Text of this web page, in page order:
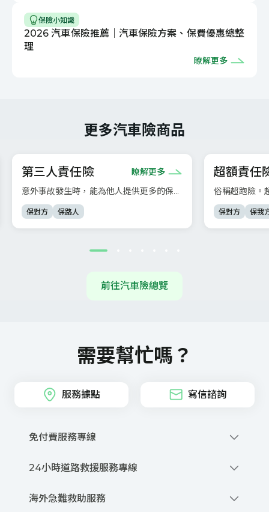
保險小知識
2026 汽車保險推薦｜汽車保險方案、保費優惠總整
理
瞭解更多
更多汽車險商品
第三人責任險
瞭解更多
意外事故發生時，能為他人提供更多的保
障，補足強制險的不足。
保對方 保路人
超額責任
俗稱超跑險。
額時啟動，讓
保對方 保我
前往汽車險總覽
需要幫忙嗎？
服務據點 寫信諮詢
免付費服務專線
0800-212-880
撥打網路電話
24小時道路救援服務專線
0800-020-345
海外急難救助服務